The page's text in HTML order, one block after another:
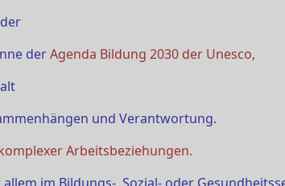
derAgenda Bildung 2030 der Unesco,
und Verantwortung.
Arbeitsbeziehungen.